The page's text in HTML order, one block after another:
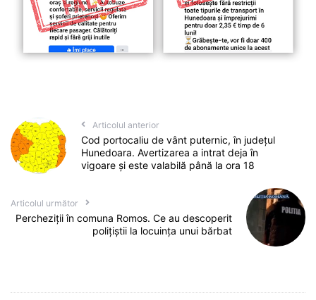
Articolul anterior
Cod portocaliu de vânt puternic, în județul
Hunedoara. Avertizarea a intrat deja în
vigoare și este valabilă până la ora 18
Articolul următor
Percheziții în comuna Romos. Ce au descoperit
polițiștii la locuința unui bărbat